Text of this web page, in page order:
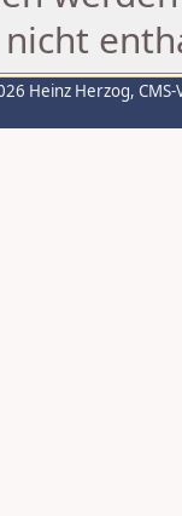
Heinz Herzog,